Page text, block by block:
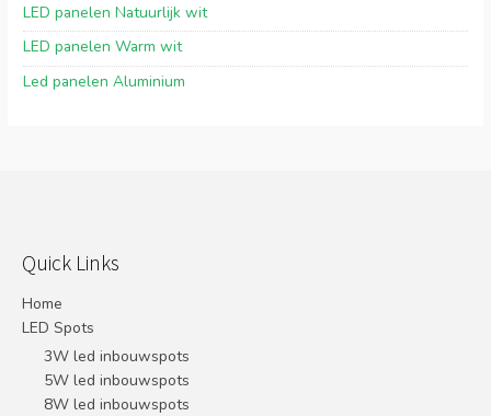
LED panelen Natuurlijk wit
LED panelen Warm wit
Led panelen Aluminium
Quick Links
Home
LED Spots
3W led inbouwspots
5W led inbouwspots
8W led inbouwspots